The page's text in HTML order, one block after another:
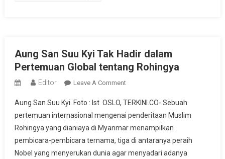
Aung San Suu Kyi Tak Hadir dalam
Pertemuan Global tentang Rohingya
Editor Leave A CommentOn
San
Suu
Kyi
Tak
Hadir
Aung San Suu Kyi. Foto : Ist OSLO, TERKINI.CO- Sebuah
pertemuan internasional mengenai penderitaan Muslim
Rohingya yang dianiaya di Myanmar menampilkan
pembicara-pembicara ternama, tiga di antaranya peraih
Nobel yang menyerukan dunia agar menyadari adanya